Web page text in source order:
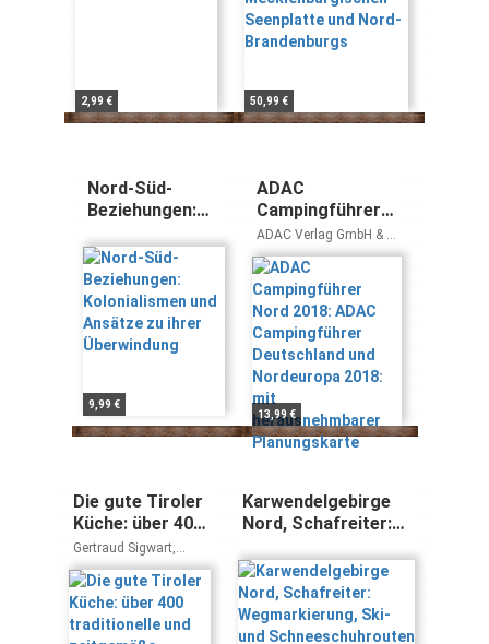
2,99 € 50,99 €
Nord-Süd-
Beziehungen:
und Ansätze zu
ihrer
Überwindung
9,99 €
ADAC
Campingführer
Nord 2018: ADAC
Campingführer
Deutschland und
Nordeuropa 2018:
mit
herausnehmbarer
Planungskarte
ADAC Verlag GmbH & Co
KG
13,99 €
Die gute Tiroler
Küche: über 400
traditionelle und
zeitgemäße
Rezepte aus
Nord-, Ost- und
Südtirol
Gertraud Sigwart,
Josef Mühlmann,
Viktor Grunser,
Christoph Wagner
Karwendelgebirge
Nord, Schafreiter:
und
Schneeschuhrouten
(Alpenvereinskarten)